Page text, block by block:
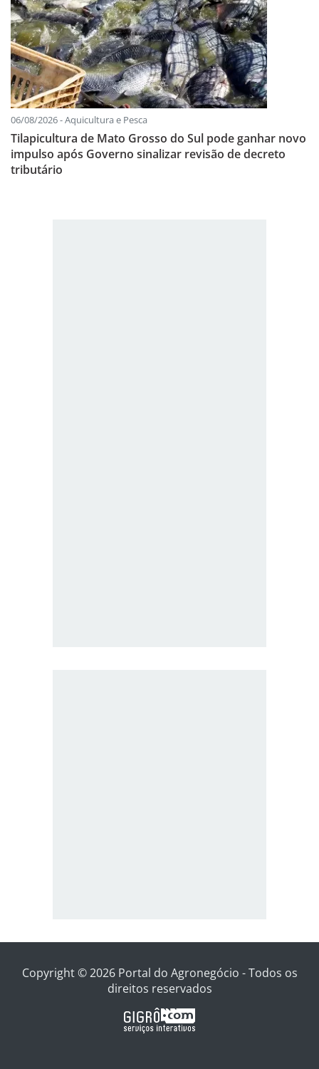
06/08/2026 - Aquicultura e Pesca
Tilapicultura de Mato Grosso do Sul pode ganhar novo
impulso após Governo sinalizar revisão de decreto
tributário
Copyright © 2026 Portal do Agronegócio - Todos os
direitos reservados